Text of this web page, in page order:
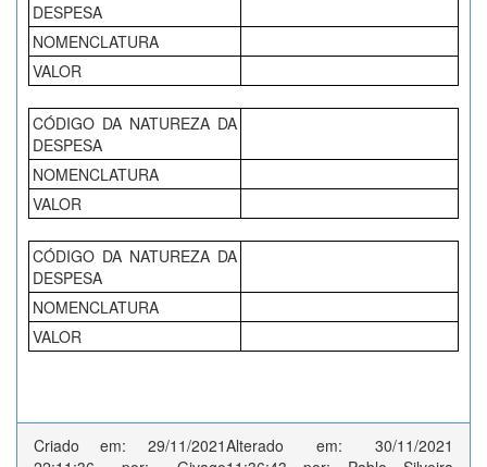
DESPESA
NOMENCLATURA
VALOR
CÓDIGO DA NATUREZA DA
DESPESA
NOMENCLATURA
VALOR
CÓDIGO DA NATUREZA DA
DESPESA
NOMENCLATURA
VALOR
Criado em: 29/11/2021Alterado em: 30/11/2021